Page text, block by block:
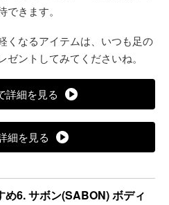
きます。
くなるアイテムは、いつも足の
ントしてみてくださいね。
詳細を見る
細を見る
6. サボン(SABON) ボディ